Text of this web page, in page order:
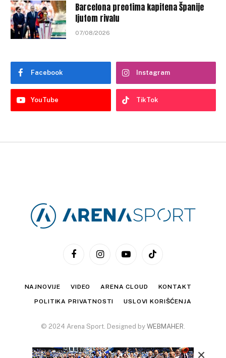
Barcelona preotima kapitena Španije
ljutom rivalu
07/08/2026
Facebook Instagram
YouTube TikTok
FacebookInstagramYouTubeTikTok
NAJNOVIJE VIDEO ARENA CLOUD KONTAKT
POLITIKA PRIVATNOSTI USLOVI KORIŠĆENJA
© 2024 Arena Sport. Designed by WEBMAHER